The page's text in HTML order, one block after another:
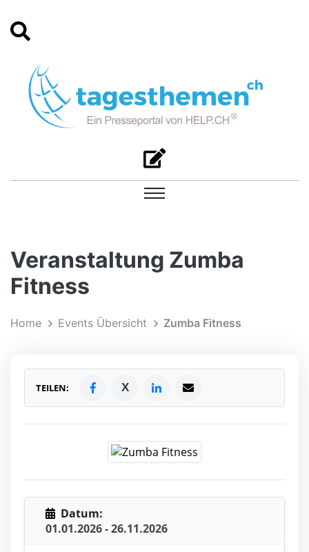
Veranstaltung Zumba
Fitness
Home Events Übersicht Zumba Fitness
TEILEN: X
Datum:
01.01.2026 - 26.11.2026